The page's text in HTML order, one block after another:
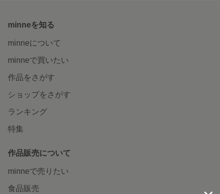
minneを知る
minneについて
minneで買いたい
作品をさがす
ショップをさがす
ランキング
特集
作品販売について
minneで売りたい
食品販売